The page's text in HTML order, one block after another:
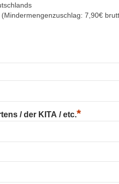
7,90€
/ der KITA / etc.*